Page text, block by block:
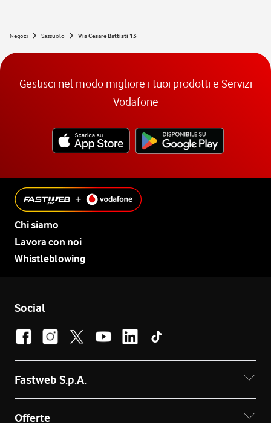
Negozi Sassuolo Via Cesare Battisti 13
Gestisci nel modo migliore i tuoi prodotti e Servizi
Vodafone
Chi siamo
Lavora con noi
Whistleblowing
Social
Fastweb S.p.A.
Offerte